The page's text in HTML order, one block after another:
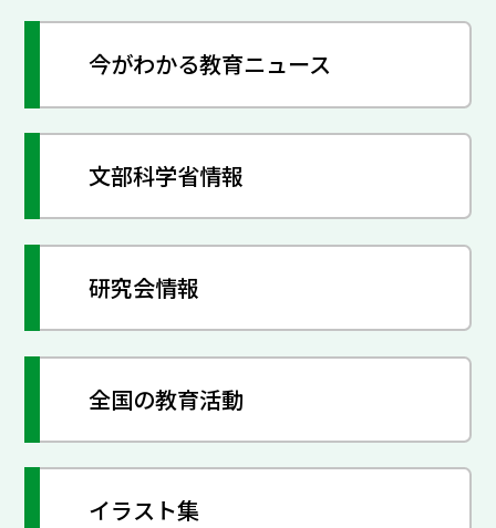
今がわかる教育ニュース
文部科学省情報
研究会情報
全国の教育活動
イラスト集